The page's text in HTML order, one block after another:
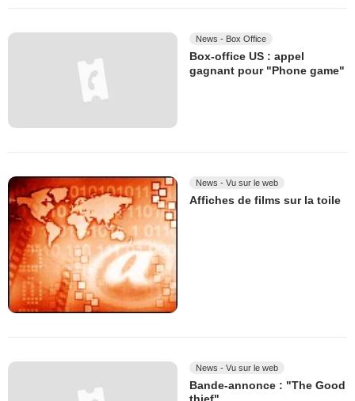
News - Box Office
Box-office US : appel
gagnant pour "Phone game"
News - Vu sur le web
Affiches de films sur la toile
News - Vu sur le web
Bande-annonce : "The Good